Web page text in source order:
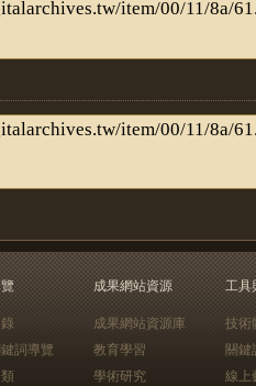
詞導覽
成果網站資源
成果網站資源庫
教育學習
學術研究
工具
技術
關鍵
線上